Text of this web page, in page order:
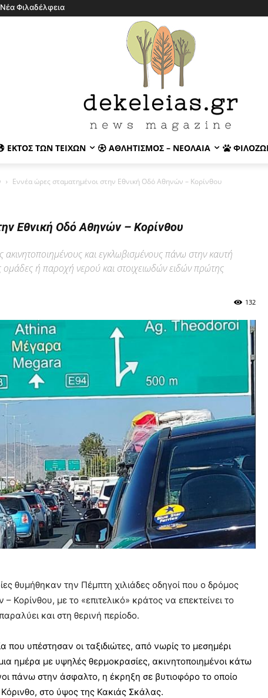
Νέα Φιλαδέλφεια
ΕΚΤΌΣ ΤΩΝ ΤΕΙΧΏΝ ΑΘΛΗΤΙΣΜΌΣ – ΝΕΟΛΑΊΑ
Εννέα ώρες σταματημένοι στην Εθνική Οδό Αθηνών – Κορίνθου
Εθνική Οδό Αθηνών – Κορίνθου
ακινητοποιημένους και εγκλωβισμένους πάνω στην καυτή
ομάδες ή παροχή νερού και στοιχειωδών ειδών πρώτης
132
θυμήθηκαν την Πέμπτη χιλιάδες οδηγοί που ο δρόμος
Κορίνθου, με το «επιτελικό» κράτος να επεκτείνει το
και στη θερινή περίοδο.
που υπέστησαν οι ταξιδιώτες, από νωρίς το μεσημέρι
ημέρα με υψηλές θερμοκρασίες, ακινητοποιημένοι κάτω
πάνω στην άσφαλτο, η έκρηξη σε βυτιοφόρο το οποίο
στο ύψος της Κακιάς Σκάλας.